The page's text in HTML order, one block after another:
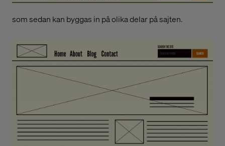
som sedan kan byggas in på olika delar på sajten.